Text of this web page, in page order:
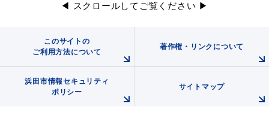
各種相談窓口 入札
◀ スクロールしてご覧ください ▶
このサイトの
ご利用方法について
著作権・リンクについて
浜田市情報セキュリティ
ポリシー
サイトマップ